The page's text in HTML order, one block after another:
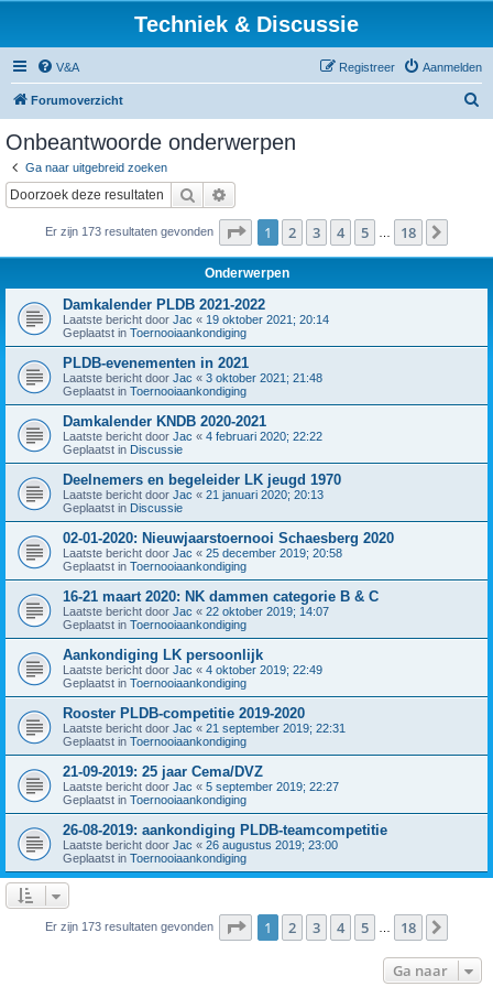
Techniek & Discussie
V&A Aanmelden
Registreer
Forumoverzicht
Onbeantwoorde onderwerpen
Ga naar uitgebreid zoeken
Zoek
Er zijn 173 resultaten gevonden Pagina van 18
1 2 3 4 5 18
Onderwerpen
Damkalender PLDB 2021-2022
Laatste bericht door Jac « 19 oktober 2021; 20:14
Geplaatst in Toernooiaankondiging
PLDB-evenementen in 2021
Laatste bericht door Jac « 3 oktober 2021; 21:48
Geplaatst in Toernooiaankondiging
Damkalender KNDB 2020-2021
Laatste bericht door Jac « 4 februari 2020; 22:22
Geplaatst in Discussie
Deelnemers en begeleider LK jeugd 1970
Laatste bericht door Jac « 21 januari 2020; 20:13
Geplaatst in Discussie
02-01-2020: Nieuwjaarstoernooi Schaesberg 2020
Laatste bericht door Jac « 25 december 2019; 20:58
Geplaatst in Toernooiaankondiging
16-21 maart 2020: NK dammen categorie B & C
Laatste bericht door Jac « 22 oktober 2019; 14:07
Geplaatst in Toernooiaankondiging
Aankondiging LK persoonlijk
Laatste bericht door Jac « 4 oktober 2019; 22:49
Geplaatst in Toernooiaankondiging
Rooster PLDB-competitie 2019-2020
Laatste bericht door Jac « 21 september 2019; 22:31
Geplaatst in Toernooiaankondiging
21-09-2019: 25 jaar Cema/DVZ
Laatste bericht door Jac « 5 september 2019; 22:27
Geplaatst in Toernooiaankondiging
26-08-2019: aankondiging PLDB-teamcompetitie
Laatste bericht door Jac « 26 augustus 2019; 23:00
Geplaatst in Toernooiaankondiging
Er zijn 173 resultaten gevonden Pagina van 18
1 2 3 4 5 18
Ga naar